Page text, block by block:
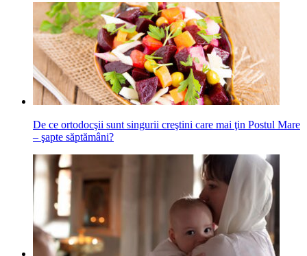
De ce ortodocşii sunt singurii creştini care mai ţin Postul Mare
– şapte săptămâni?